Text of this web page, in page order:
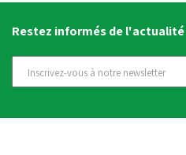
Restez informés de